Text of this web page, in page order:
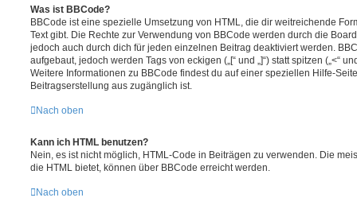
Was ist BBCode?
BBCode ist eine spezielle Umsetzung von HTML, die dir weitreichende
Text gibt. Die Rechte zur Verwendung von BBCode werden durch die
jedoch auch durch dich für jeden einzelnen Beitrag deaktiviert werden.
aufgebaut, jedoch werden Tags von eckigen („[“ und „]“) statt spitzen („<“
Weitere Informationen zu BBCode findest du auf einer speziellen Hilfe-
Beitragserstellung aus zugänglich ist.
Nach oben
Kann ich HTML benutzen?
Nein, es ist nicht möglich, HTML-Code in Beiträgen zu verwenden. Die
die HTML bietet, können über BBCode erreicht werden.
Nach oben